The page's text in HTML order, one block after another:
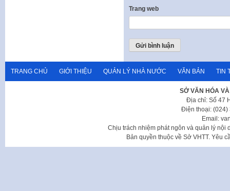
Trang web
TRANG CHỦ GIỚI THIỆU QUẢN LÝ NHÀ NƯỚC VĂN BẢN TIN
SỞ VĂN HÓA
Địa chỉ: Số 47
Điện thoại: (024)
Email:
Chịu trách nhiệm phát ngôn và quản lý nội
Bản quyền thuộc về Sở VHTT. Yêu